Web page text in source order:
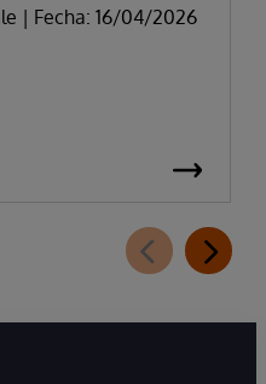
| Fecha: 16/04/2026